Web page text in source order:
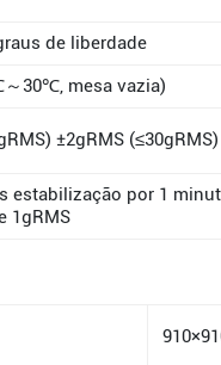
de liberdade
30℃, mesa vazia)
±2gRMS
estabilização por 1
1gRMS